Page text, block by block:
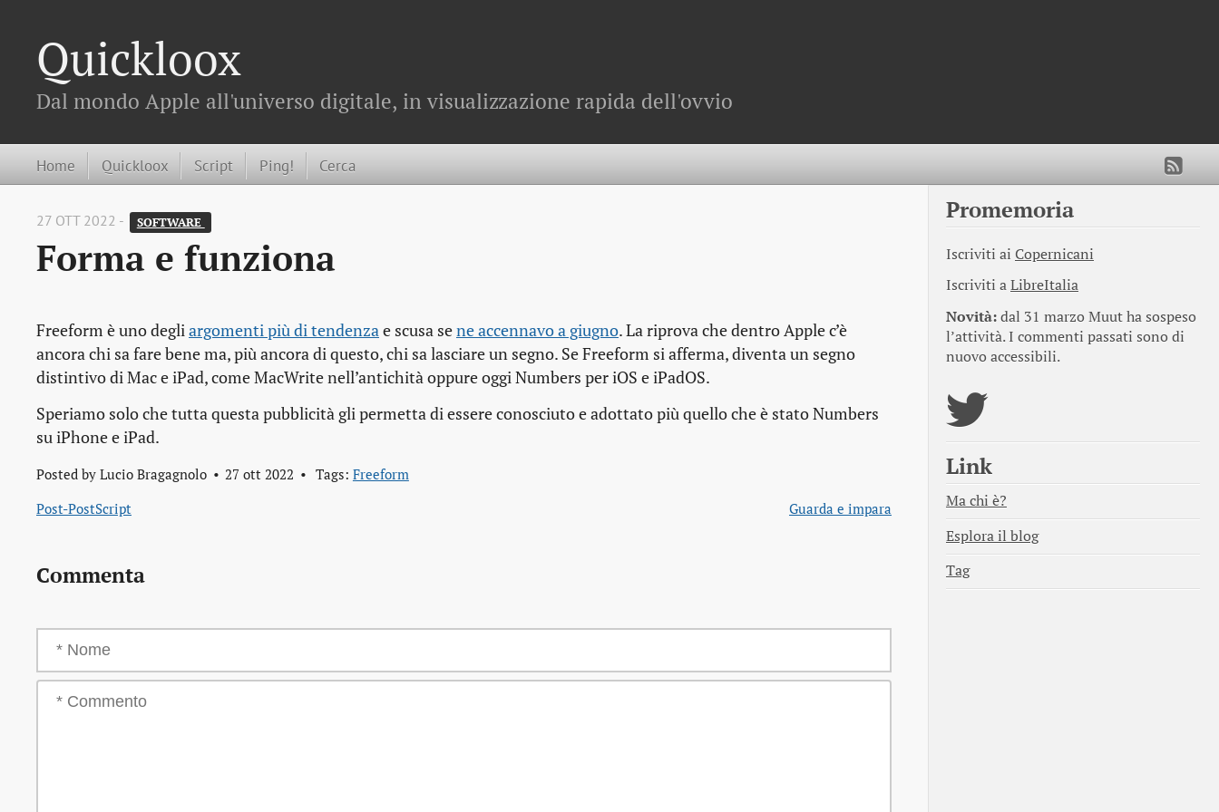
Quickloox
Dal mondo Apple all'universo digitale, in visualizzazione rapida dell'ovvio
Home Quickloox Script Ping! Cerca
27 OTT 2022 - SOFTWARE
Forma e funziona
Freeform è uno degliargomenti più di tendenzae scusa sene accennavo a giugno. La riprova che dentro Apple c’è
ancora chi sa fare bene ma, più ancora di questo, chi sa lasciare un segno. Se Freeform si afferma, diventa un segno
distintivo di Mac e iPad, come MacWrite nell’antichità oppure oggi Numbers per iOS e iPadOS.
Speriamo solo che tutta questa pubblicità gli permetta di essere conosciuto e adottato più quello che è stato Numbers
su iPhone e iPad.
Posted by Lucio Bragagnolo 27 ott 2022 Tags: Freeform
Post-PostScript
Guarda e impara
Commenta
Promemoria
Iscriviti ai Copernicani
Iscriviti aLibreItalia
Novità:dal 31 marzo Muut ha sospeso
l’attività. I commenti passati sono di
nuovo accessibili.
Link
Ma chi è?
Esplora il blog
Tag